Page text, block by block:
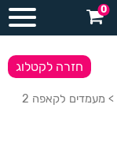
0
> מעמדים לקאפה 2
חזרה לקטלוג